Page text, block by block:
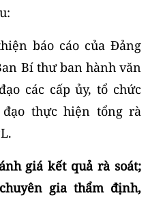
báo cáo của Đảng
Bí thư ban hành văn
các cấp ủy, tổ chức
thực hiện tổng rà
giá kết quả rà soát;
gia thẩm định,